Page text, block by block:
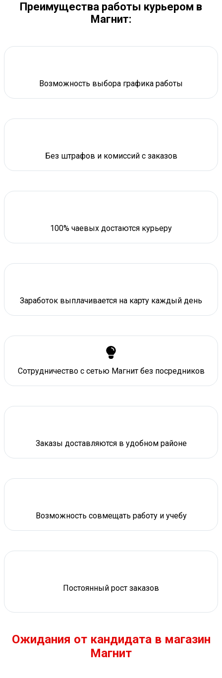
Преимущества работы курьером в
Магнит:
Возможность выбора графика работы
Без штрафов и комиссий с заказов
100% чаевых достаются курьеру
Заработок выплачивается на карту каждый день
Сотрудничество с сетью Магнит без посредников
Заказы доставляются в удобном районе
Возможность совмещать работу и учебу
Постоянный рост заказов
Ожидания от кандидата в магазин
Магнит